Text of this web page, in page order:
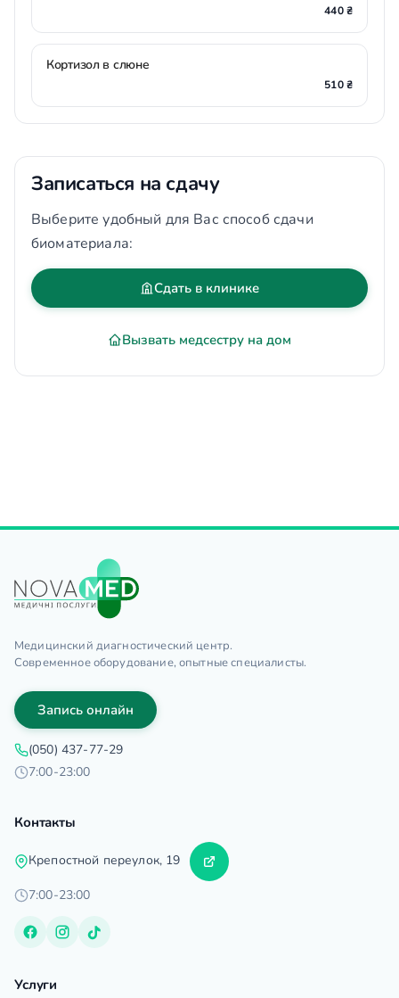
440 ₴
Кортизол в слюне
510 ₴
Записаться на сдачу
Выберите удобный для Вас способ сдачи
биоматериала:
Сдать в клинике
Вызвать медсестру на дом
Медицинский диагностический центр.
Современное оборудование, опытные специалисты.
Запись онлайн
(050) 437-77-29
7:00-23:00
Контакты
Крепостной переулок, 19
7:00-23:00
Услуги